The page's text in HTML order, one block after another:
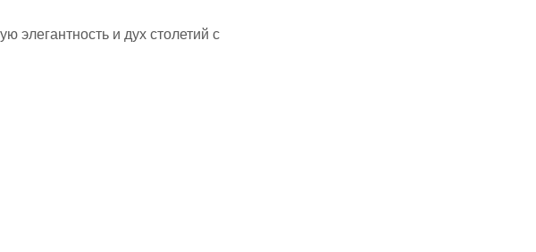
элегантность и дух столетий с